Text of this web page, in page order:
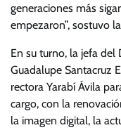
generaciones más
empezaron”, sostuvo
En su turno, la jefa
Guadalupe Santacruz
rectora Yarabí Ávila
cargo, con la
la imagen digital, la